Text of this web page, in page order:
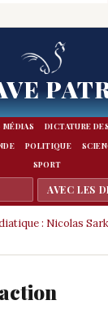
MÉDIAS DICTATURE
POLITIQUE
SPORT
: Nicolas